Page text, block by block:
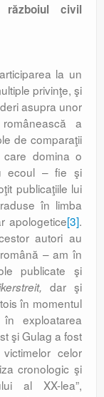
civil
la un
privinţe, şi
asupra unor
a
de comparaţii
domina o
ecoul – fie şi
publicaţiile lui
în limba
apologetice[3].
autori au
– am în
publicate şi
dar şi
în momentul
exploatarea
şi Gulag a fost
celor
cronologic şi
al XX-lea”,